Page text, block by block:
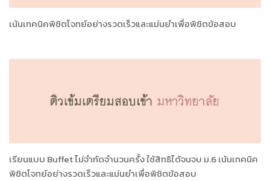
เน้นเทคนิคพิชิตโจทย์อย่างรวดเร็วและแม่นยำเพื่อพิชิตข้อสอบ
เรียนแบบ Buffet ไม่จำกัดจำนวนครั้ง ใช้สิทธิได้จนจบ ม.6 เน้นเทคนิค
พิชิตโจทย์อย่างรวดเร็วและแม่นยำเพื่อพิชิตข้อสอบ